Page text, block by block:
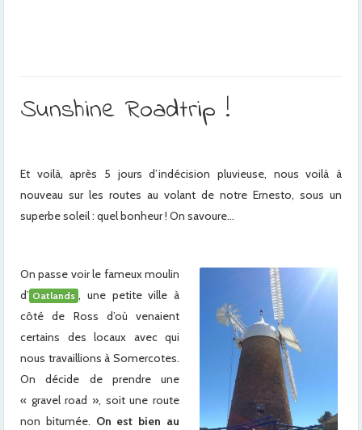
Sunshine Roadtrip !
Et voilà, après 5 jours d’indécision pluvieuse, nous voilà à
nouveau sur les routes au volant de notre Ernesto, sous un
superbe soleil : quel bonheur ! On savoure…
On passe voir le fameux moulin
d’ Oatlands , une petite ville à
côté de Ross d’où venaient
certains des locaux avec qui
nous travaillions à Somercotes.
On décide de prendre une
« gravel road », soit une route
non bitumée. On est bien au